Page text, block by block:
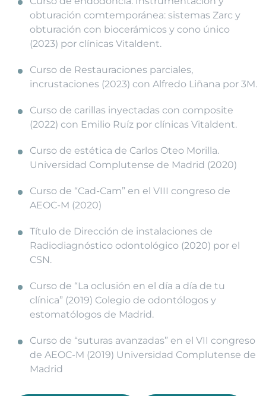
obturación comtemporánea: sistemas Zarc y
obturación con biocerámicos y cono único
(2023) por clínicas Vitaldent.
Curso de Restauraciones parciales,
incrustaciones (2023) con Alfredo Liñana por 3M.
Curso de carillas inyectadas con composite
(2022) con Emilio Ruíz por clínicas Vitaldent.
Curso de estética de Carlos Oteo Morilla.
Universidad Complutense de Madrid (2020)
Curso de “Cad-Cam” en el VIII congreso de
AEOC-M (2020)
Título de Dirección de instalaciones de
Radiodiagnóstico odontológico (2020) por el
CSN.
Curso de “La oclusión en el día a día de tu
clínica” (2019) Colegio de odontólogos y
estomatólogos de Madrid.
Curso de “suturas avanzadas” en el VII congreso
de AEOC-M (2019) Universidad Complutense de
Madrid